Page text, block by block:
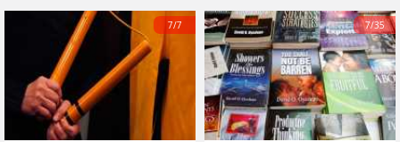
7/7 7/35